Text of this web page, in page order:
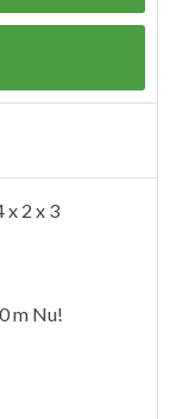
x 2 x 3
m Nu!